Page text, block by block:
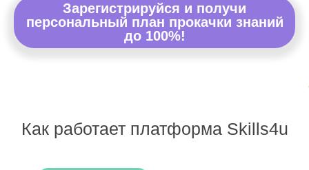
Зарегистрируйся и получи
персональный план прокачки знаний
до 100%!
Как работает платформа Skills4u